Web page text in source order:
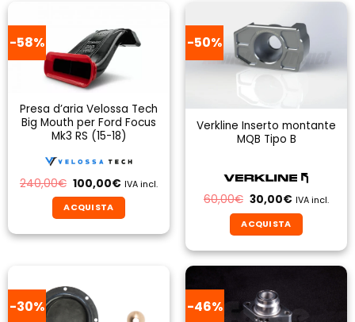
-58%
Presa d’aria Velossa Tech
Big Mouth per Ford Focus
Mk3 RS (15-18)
240,00€ Il
prezzo
originale
era:
240,00€.
100,00€Il
attuale
è:
100,00€.
IVA incl.
ACQUISTA
prodotto
varianti.
Le
-50%
Verkline Inserto montante
MQB Tipo B
60,00€ Il
prezzo
originale
era:
60,00€.
30,00€Il
attuale
30,00€.
IVA incl.
ACQUISTA
-30% -46%